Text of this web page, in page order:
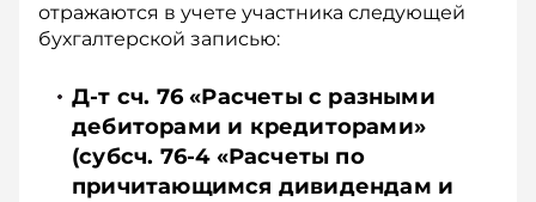
отражаются в учете участника следующей
бухгалтерской записью:
Д-т сч. 76 «Расчеты с разными
дебиторами и кредиторами»
(субсч. 76-4 «Расчеты по
причитающимся дивидендам и